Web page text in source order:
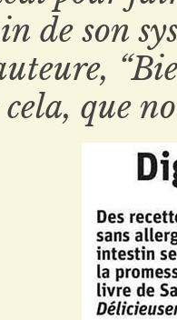
de son
cela, que